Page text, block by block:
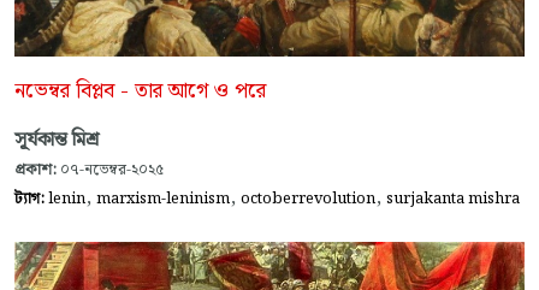
নভেম্বর বিপ্লব - তার আগে ও পরে
সূর্যকান্ত মিশ্র
প্রকাশ: ০৭-নভেম্বর-২০২৫
ট্যাগ:lenin, marxism-leninism, octoberrevolution, surjakanta mishra